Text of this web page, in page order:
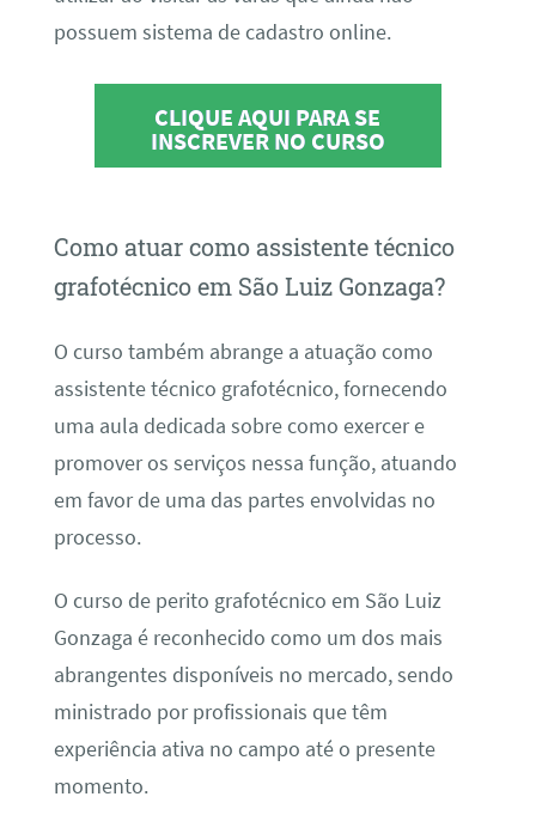
possuem sistema de cadastro online.
CLIQUE AQUI PARA SE
INSCREVER NO CURSO
Como atuar como assistente técnico
grafotécnico em São Luiz Gonzaga?
O curso também abrange a atuação como
assistente técnico grafotécnico, fornecendo
uma aula dedicada sobre como exercer e
promover os serviços nessa função, atuando
em favor de uma das partes envolvidas no
processo.
O curso de perito grafotécnico em São Luiz
Gonzaga é reconhecido como um dos mais
abrangentes disponíveis no mercado, sendo
ministrado por profissionais que têm
experiência ativa no campo até o presente
momento.